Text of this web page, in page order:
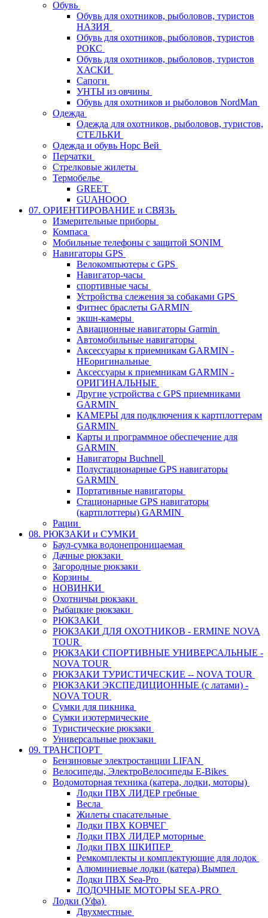
Обувь
Обувь для охотников, рыболовов, туристов
НАЗИЯ
Обувь для охотников, рыболовов, туристов
РОКС
Обувь для охотников, рыболовов, туристов
ХАСКИ
Сапоги
УНТЫ из овчины
Обувь для охотников и рыболовов NordMan
Одежда
Одежда для охотников, рыболовов, туристов,
СТЕЛЬКИ
Одежда и обувь Норс Вей
Перчатки
Стрелковые жилеты
Термобелье
GREET
GUAHOOO
07. ОРИЕНТИРОВАНИЕ и СВЯЗЬ
Измерительные приборы
Компаса
Мобильные телефоны с защитой SONIM
Навигаторы GPS
Велокомпьютеры с GPS
Навигатор-часы
спортивные часы
Устройства слежения за собаками GPS
Фитнес браслеты GARMIN
экшн-камеры
Авиационные навигаторы Garmin
Автомобильные навигаторы
Аксессуары к приемникам GARMIN -
НЕоригинальные
Аксессуары к приемникам GARMIN -
ОРИГИНАЛЬНЫЕ
Другие устройства с GPS приемниками
GARMIN
КАМЕРЫ для подключения к картплоттерам
GARMIN
Карты и программное обеспечение для
GARMIN
Навигаторы Buchnell
Полустационарные GPS навигаторы
GARMIN
Портативные навигаторы
Стационарные GPS навигаторы
(картплоттеры) GARMIN
Рации
08. РЮКЗАКИ и СУМКИ
Баул-сумка водонепроницаемая
Дачные рюкзаки
Загородные рюкзаки
Корзины
НОВИНКИ
Охотничьи рюкзаки
Рыбацкие рюкзаки
РЮКЗАКИ
РЮКЗАКИ ДЛЯ ОХОТНИКОВ - ERMINE NOVA
TOUR
РЮКЗАКИ СПОРТИВНЫЕ УНИВЕРСАЛЬНЫЕ -
NOVA TOUR
РЮКЗАКИ ТУРИСТИЧЕСКИЕ -- NOVA TOUR
РЮКЗАКИ ЭКСПЕДИЦИОННЫЕ (с латами) -
NOVA TOUR
Сумки для пикника
Сумки изотермические
Туристические рюкзаки
Универсальные рюкзаки
09. ТРАНСПОРТ
Бензиновые электростанции LIFAN
Велосипеды, ЭлектроВелосипеды E-Bikes
Водомоторная техника (катера, лодки, моторы)
Лодки ПВХ ЛИДЕР гребные
Весла
Жилеты спасательные
Лодки ПВХ КОВЧЕГ
Лодки ПВХ ЛИДЕР моторные
Лодки ПВХ ШКИПЕР
Ремкомплекты и комплектующие для лодок
Алюминиевые лодки (катера) Вымпел
Лодки ПВХ Sea-Pro
ЛОДОЧНЫЕ МОТОРЫ SEA-PRO
Лодки (Уфа)
Двухместные